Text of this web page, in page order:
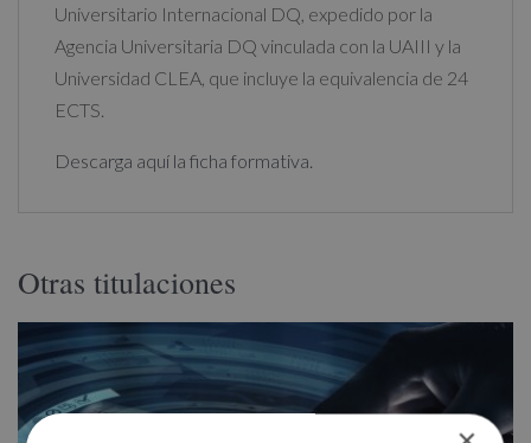
Universitario Internacional DQ, expedido por la
Agencia Universitaria DQ vinculada con la UAIII y la
Universidad CLEA, que incluye la equivalencia de 24
ECTS.
Descarga aquí la ficha formativa.
Otras titulaciones